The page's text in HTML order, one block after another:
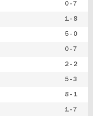
0 - 7
1 - 8
5 - 0
0 - 7
2 - 2
5 - 3
8 - 1
1 - 7